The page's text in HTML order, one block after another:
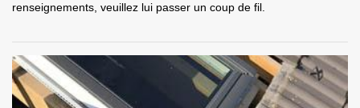
renseignements, veuillez lui passer un coup de fil.